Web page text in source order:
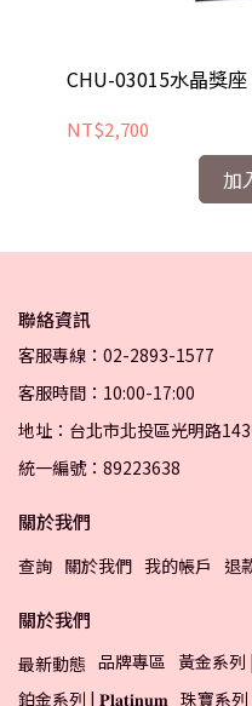
CHU-03015水晶獎座
NT$2,700
加
聯絡資訊
客服專線：02-2893-1577
客服時間：10:00-17:00
地址：台北市北投區光明路
統一編號：89223638
關於我們
查詢 關於我們 我的帳戶 退
關於我們
最新動態 品牌專區 黃金系列
鉑金系列 | 𝐏𝐥𝐚𝐭𝐢𝐧𝐮𝐦 珠寶系列